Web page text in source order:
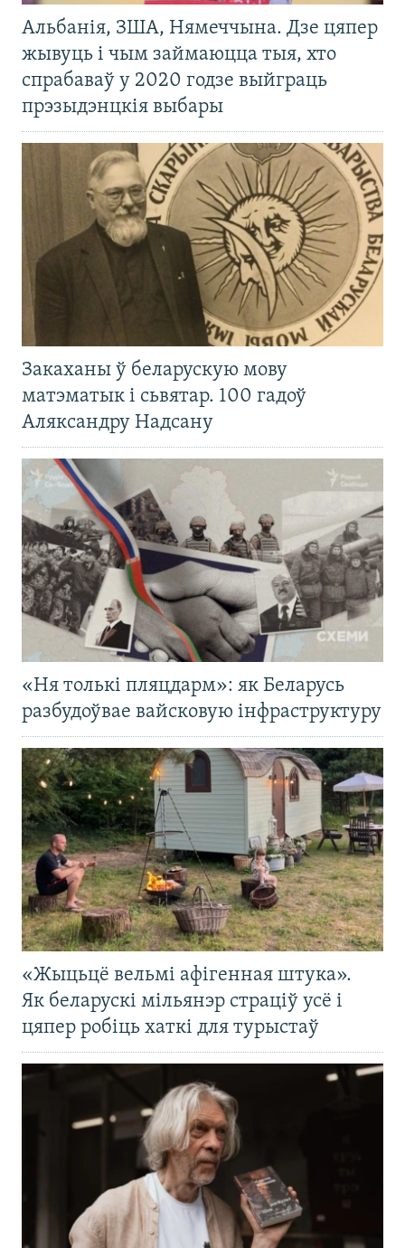
Альбанія, ЗША, Нямеччына. Дзе цяпер
жывуць і чым займаюцца тыя, хто
спрабаваў у 2020 годзе выйграць
прэзыдэнцкія выбары
Закаханы ў беларускую мову
матэматык і сьвятар. 100 гадоў
Аляксандру Надсану
«Ня толькі пляцдарм»: як Беларусь
разбудоўвае вайсковую інфраструктуру
«Жыцьцё вельмі афігенная штука».
Як беларускі мільянэр страціў усё і
цяпер робіць хаткі для турыстаў